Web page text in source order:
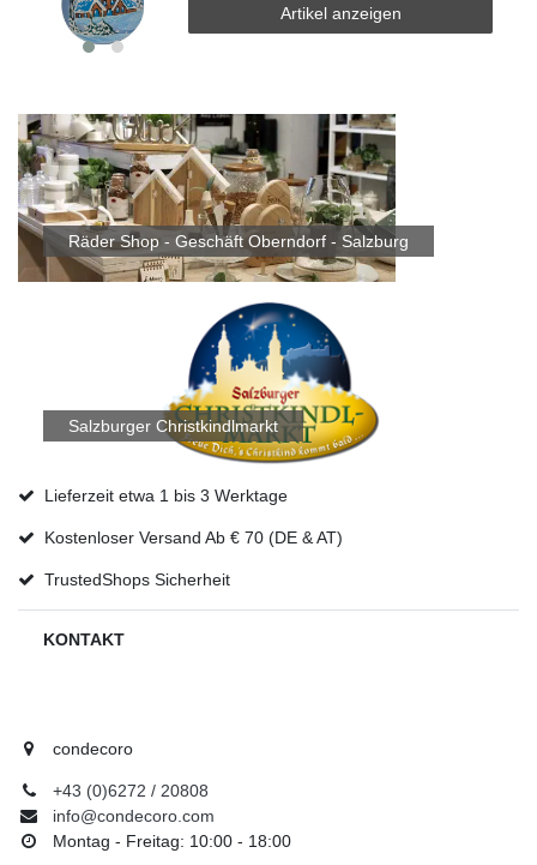
Artikel anzeigen
Räder Shop - Geschäft Oberndorf - Salzburg
Salzburger Christkindlmarkt
Lieferzeit etwa 1 bis 3 Werktage
Kostenloser Versand Ab € 70 (DE & AT)
TrustedShops Sicherheit
KONTAKT
condecoro
+43 (0)6272 / 20808
info@condecoro.com
Montag - Freitag: 10:00 - 18:00